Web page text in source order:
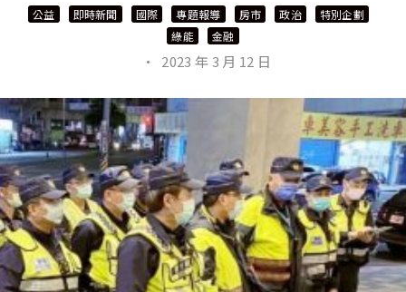
公益 即時新聞 國際 專題報導 房市 政治
特別企劃
綠能
金融
· 2023 年 3 月 12 日